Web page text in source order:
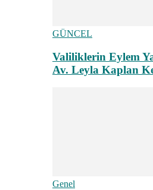
GÜNCEL
Valiliklerin Eylem
Av. Leyla Kaplan
Genel